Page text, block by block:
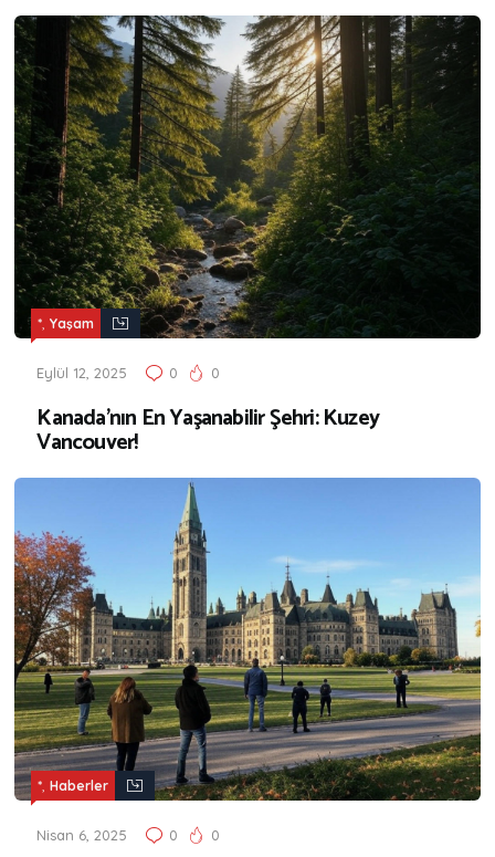
*,Yaşam
Eylül 12, 2025 0 0
Kanada’nın En Yaşanabilir Şehri: Kuzey
Vancouver!
*,Haberler
Nisan 6, 2025 0 0